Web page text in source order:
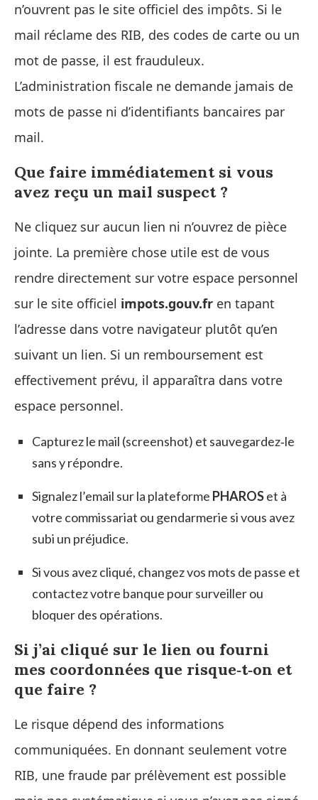
n’ouvrent pas le site officiel des impôts. Si le
mail réclame des RIB, des codes de carte ou un
mot de passe, il est frauduleux.
L’administration fiscale ne demande jamais de
mots de passe ni d’identifiants bancaires par
mail.
Que faire immédiatement si vous
avez reçu un mail suspect ?
Ne cliquez sur aucun lien ni n’ouvrez de pièce
jointe. La première chose utile est de vous
rendre directement sur votre espace personnel
sur le site officiel impots.gouv.fr en tapant
l’adresse dans votre navigateur plutôt qu’en
suivant un lien. Si un remboursement est
effectivement prévu, il apparaîtra dans votre
espace personnel.
Capturez le mail (screenshot) et sauvegardez‑le
sans y répondre.
Signalez l’email sur la plateforme PHAROSet à
votre commissariat ou gendarmerie si vous avez
subi un préjudice.
Si vous avez cliqué, changez vos mots de passe et
contactez votre banque pour surveiller ou
bloquer des opérations.
Si j’ai cliqué sur le lien ou fourni
mes coordonnées que risque‑t‑on et
que faire ?
Le risque dépend des informations
communiquées. En donnant seulement votre
RIB, une fraude par prélèvement est possible